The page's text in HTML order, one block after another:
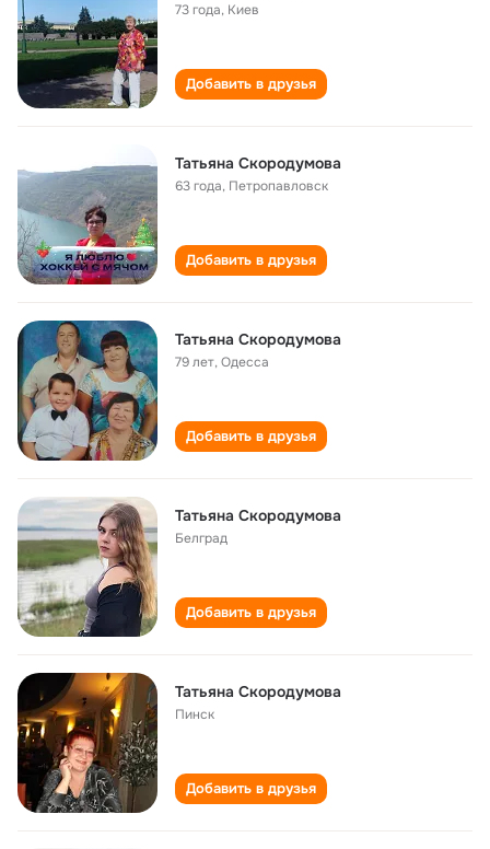
73 года, Киев
Добавить в друзья
Татьяна Скородумова
63 года, Петропавловск
Добавить в друзья
Татьяна Скородумова
79 лет,Одесса
Добавить в друзья
Татьяна Скородумова
Белград
Добавить в друзья
Татьяна Скородумова
Пинск
Добавить в друзья